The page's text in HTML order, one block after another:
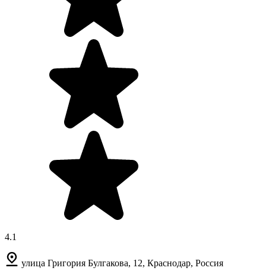
4.1
улица Григория Булгакова, 12, Краснодар, Россия